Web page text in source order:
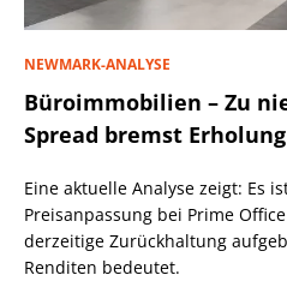
NEWMARK-ANALYSE
Büroimmobilien – Zu
Spread bremst
Eine aktuelle Analyse zeigt: Es
Preisanpassung bei Prime
derzeitige Zurückhaltung
Renditen bedeutet.